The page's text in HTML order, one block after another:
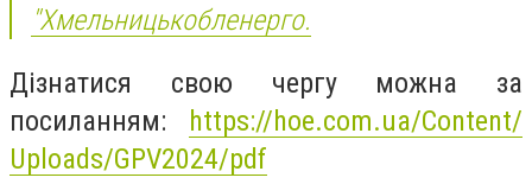
"Хмельницькобленерго.
Дізнатися свою чергу можна за
посиланням:
https://hoe.com.ua/Content/
Uploads/GPV2024/pdf